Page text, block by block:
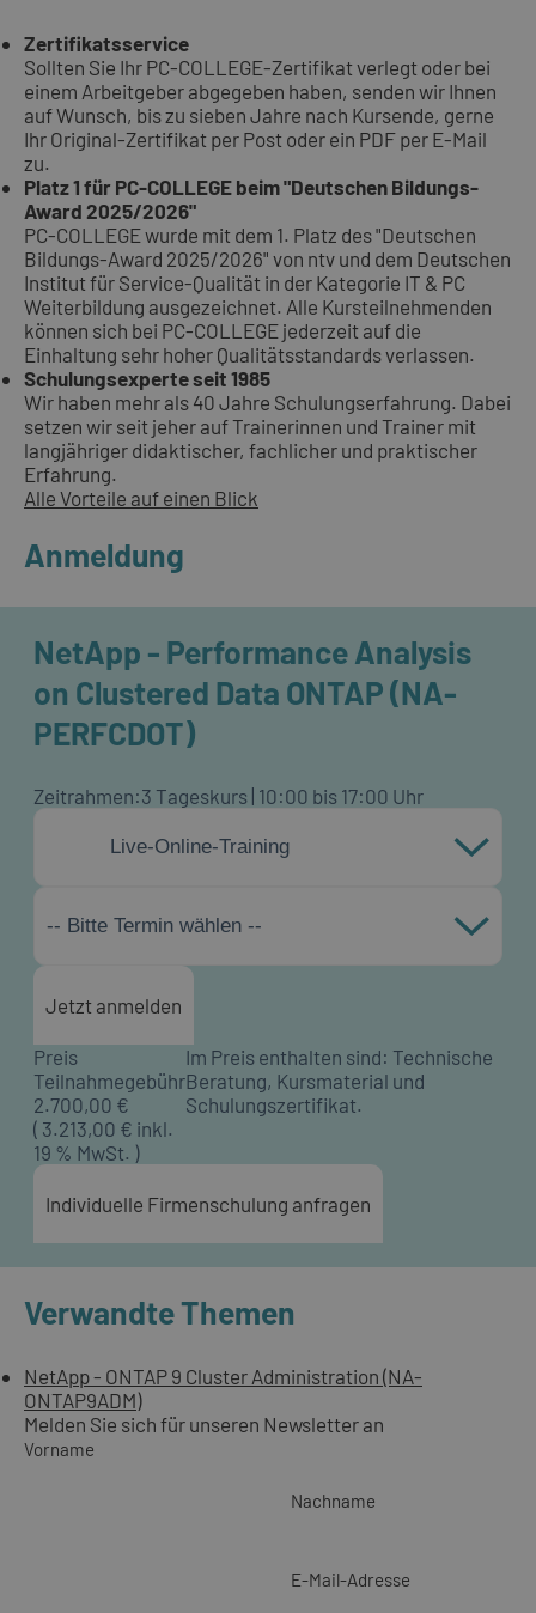
Zertifikatsservice
Sollten Sie Ihr PC-COLLEGE-Zertifikat verlegt oder bei
einem Arbeitgeber abgegeben haben, senden wir Ihnen
auf Wunsch, bis zu sieben Jahre nach Kursende, gerne
Ihr Original-Zertifikat per Post oder ein PDF per E-Mail
zu.
Platz 1 für PC-COLLEGE beim "Deutschen Bildungs-
Award 2025/2026"
PC-COLLEGE wurde mit dem 1. Platz des "Deutschen
Bildungs-Award 2025/2026" von ntv und dem Deutschen
Institut für Service-Qualität in der Kategorie IT & PC
Weiterbildung ausgezeichnet. Alle Kursteilnehmenden
können sich bei PC-COLLEGE jederzeit auf die
Einhaltung sehr hoher Qualitätsstandards verlassen.
Schulungsexperte seit 1985
Wir haben mehr als 40 Jahre Schulungserfahrung. Dabei
setzen wir seit jeher auf Trainerinnen und Trainer mit
langjähriger didaktischer, fachlicher und praktischer
Erfahrung.
Alle Vorteile auf einen Blick
Anmeldung
NetApp - Performance Analysis
on Clustered Data ONTAP (NA-
PERFCDOT)
Zeitrahmen:3 Tageskurs | 10:00 bis 17:00 Uhr
Live-Online-Training
-- Bitte Termin wählen --
Jetzt anmelden
Preis
Teilnahmegebühr
2.700,00 €
( 3.213,00 € inkl.
19 % MwSt. )
Im Preis enthalten sind: Technische
Beratung, Kursmaterial und
Schulungszertifikat.
Individuelle Firmenschulung anfragen
Verwandte Themen
NetApp - ONTAP 9 Cluster Administration (NA-
ONTAP9ADM)
Melden Sie sich für unseren Newsletter an
Vorname
Nachname
E-Mail-Adresse